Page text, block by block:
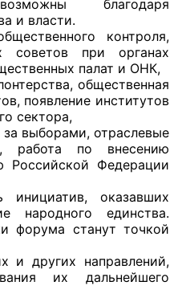
КО”
2024 г.
благодаря
и власти.
контроля,
советов при органах
палат и ОНК,
общественная
появление институтов
сектора,
выборами, отраслевые
работа по внесению
Российской Федерации
оказавших
народного единства.
форума станут точкой
и других направлений,
их дальнейшего